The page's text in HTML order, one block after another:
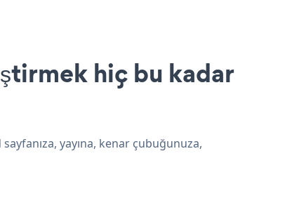
hiç bu kadar
yayına, kenar çubuğunuza,